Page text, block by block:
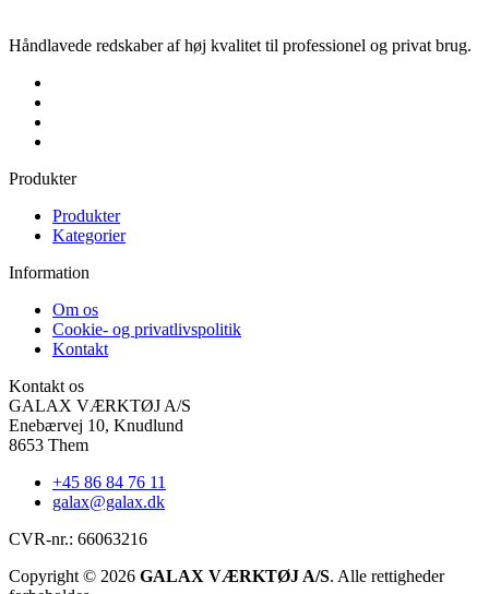
Håndlavede redskaber af høj kvalitet til professionel og privat brug.
Produkter
Produkter
Kategorier
Information
Om os
Cookie- og privatlivspolitik
Kontakt
Kontakt os
GALAX VÆRKTØJ A/S
Enebærvej 10, Knudlund
8653 Them
+45 86 84 76 11
galax@galax.dk
CVR-nr.: 66063216
Copyright © 2026 GALAX VÆRKTØJ A/S. Alle rettigheder